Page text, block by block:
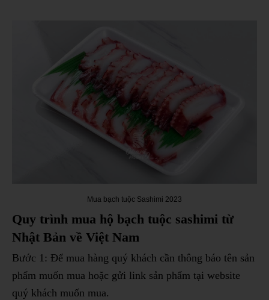
Mua bạch tuộc Sashimi 2023
Quy trình mua hộ bạch tuộc sashimi từ
Nhật Bản về Việt Nam
Bước 1: Để mua hàng quý khách cần thông báo tên sản
phẩm muốn mua hoặc gửi link sản phẩm tại website
quý khách muốn mua.